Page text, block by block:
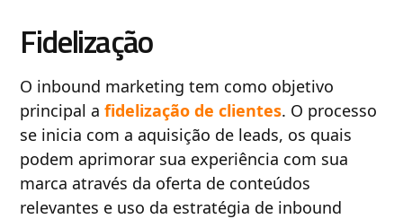
Fidelização
O inbound marketing tem como objetivo
principal afidelização de clientes. O processo
se inicia com a aquisição de leads, os quais
podem aprimorar sua experiência com sua
marca através da oferta de conteúdos
relevantes e uso da estratégia de inbound